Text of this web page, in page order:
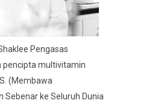
Pengasas
pencipta multivitamin
(Membawa
Sebenar ke Seluruh Dunia